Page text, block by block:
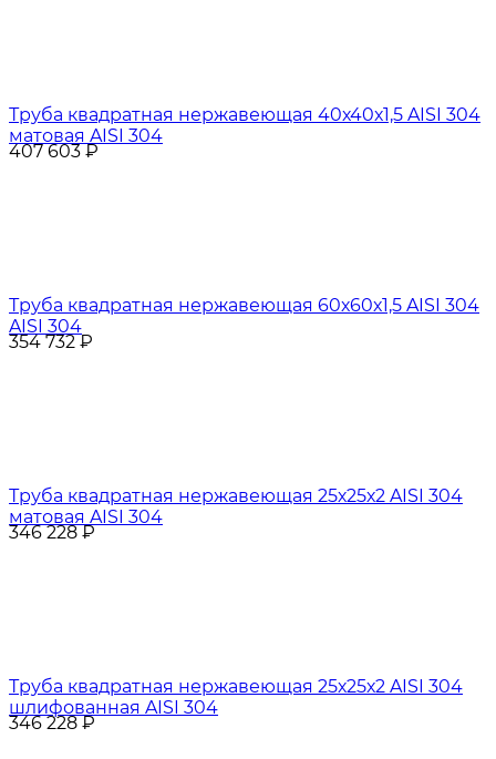
Труба квадратная нержавеющая 40х40х1,5 AISI 304
матовая AISI 304
407 603 ₽
Труба квадратная нержавеющая 60х60х1,5 AISI 304
AISI 304
354 732 ₽
Труба квадратная нержавеющая 25х25х2 AISI 304
матовая AISI 304
346 228 ₽
Труба квадратная нержавеющая 25х25х2 AISI 304
шлифованная AISI 304
346 228 ₽